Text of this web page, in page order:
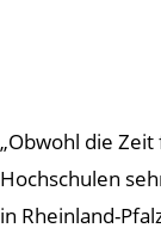
„Obwohl die
Hochschulen
in Rheinland-